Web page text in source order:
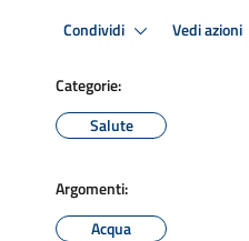
Condividi Vedi azioni
Categorie:
Salute
Argomenti:
Acqua